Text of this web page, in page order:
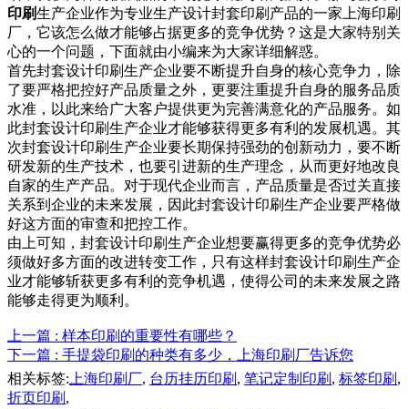
印刷生产企业作为专业生产设计封套印刷产品的一家上海印刷
厂，它该怎么做才能够占据更多的竞争优势？这是大家特别关
心的一个问题，下面就由小编来为大家详细解惑。
首先封套设计印刷生产企业要不断提升自身的核心竞争力，除
了要严格把控好产品质量之外，更要注重提升自身的服务品质
水准，以此来给广大客户提供更为完善满意化的产品服务。如
此封套设计印刷生产企业才能够获得更多有利的发展机遇。其
次封套设计印刷生产企业要长期保持强劲的创新动力，要不断
研发新的生产技术，也要引进新的生产理念，从而更好地改良
自家的生产产品。对于现代企业而言，产品质量是否过关直接
关系到企业的未来发展，因此封套设计印刷生产企业要严格做
好这方面的审查和把控工作。
由上可知，封套设计印刷生产企业想要赢得更多的竞争优势必
须做好多方面的改进转变工作，只有这样封套设计印刷生产企
业才能够斩获更多有利的竞争机遇，使得公司的未来发展之路
能够走得更为顺利。
上一篇 : 样本印刷的重要性有哪些？
下一篇 : 手提袋印刷的种类有多少，上海印刷厂告诉您
相关标签:上海印刷厂 , 台历挂历印刷 , 笔记定制印刷 , 标签印刷 ,
折页印刷 ,